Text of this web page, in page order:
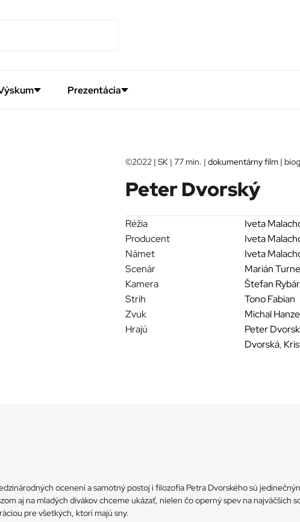
Prezentácia
©2022 | SK | 77 min. | dokumentárny film |
Peter Dvorský
Réžia
Iveta
Producent
Iveta
Námet
Iveta
Scenár
Marián
Kamera
Štefan Rybár
Strih
Tono Fabian
Zvuk
Michal
Hrajú
Peter
Dvorská,
ocenení a samotný postoj i filozofia Petra Dvorského sú
aj na mladých divákov chceme ukázať, nielen čo operný spev na najväčších
pre všetkých, ktorí majú sny.